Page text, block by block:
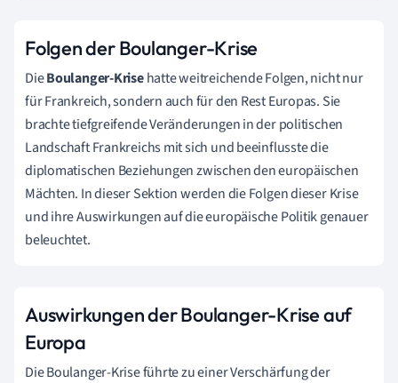
Folgen der Boulanger-Krise
DieBoulanger-Krisehatte weitreichende Folgen, nicht nur
für Frankreich, sondern auch für den Rest Europas. Sie
brachte tiefgreifende Veränderungen in der politischen
Landschaft Frankreichs mit sich und beeinflusste die
diplomatischen Beziehungen zwischen den europäischen
Mächten. In dieser Sektion werden die Folgen dieser Krise
und ihre Auswirkungen auf die europäische Politik genauer
beleuchtet.
Auswirkungen der Boulanger-Krise auf
Europa
Die Boulanger-Krise führte zu einer Verschärfung der